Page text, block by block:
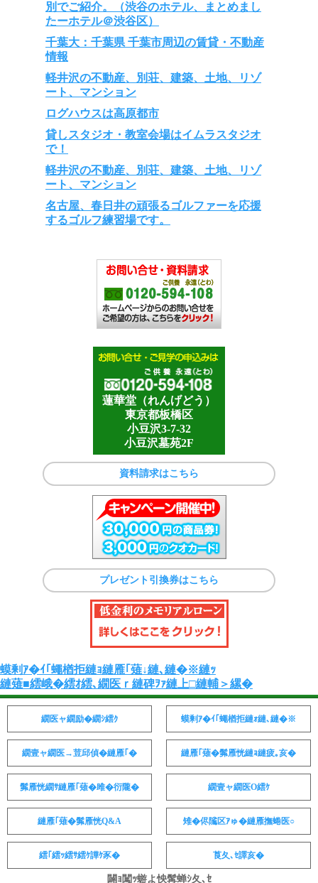
別でご紹介。（渋谷のホテル、まとめまし
たーホテル＠渋谷区）
千葉大：千葉県 千葉市周辺の賃貸・不動産
情報
軽井沢の不動産、別荘、建築、土地、リゾ
ート、マンション
ログハウスは高原都市
貸しスタジオ・教室会場はイムラスタジオ
で！
軽井沢の不動産、別荘、建築、土地、リゾ
ート、マンション
名古屋、春日井の頑張るゴルファーを応援
するゴルフ練習場です。
蓮華堂（れんげどう）
東京都板橋区
小豆沢3-7-32
小豆沢墓苑2F
資料請求はこちら
プレゼント引換券はこちら
蟆剰ｱ�ｲ｢蠅楢拒縺ｮ縺雁｢薙↓縺､縺�※縺ｯ
縺薙■繧峨�繧ｵ繧､繝医ｒ縺碑ｦｧ縺上□縺輔＞縲�
繝医ャ繝励�繝ｼ繧ｸ 蟆剰ｱ�ｲ｢蠅楢拒縺ｫ縺､縺�※
繝壹ャ繝医→荳邱偵�縺雁｢� 縺雁｢薙�髴雁恍縺ｮ縺疲｡亥�
髴雁恍繝ｻ縺雁｢薙�雎�衍隴� 繝壹ャ繝医Ο繧ｹ
縺雁｢薙�髴雁恍Q&A 雉�侭隲区ｱゅ�縺雁撫蜷医○
繧｢繧ｯ繧ｻ繧ｹ譁ｹ豕� 莨夂､ｾ譯亥�
闢ｮ闖ｯ蝣よ怏髯蝉ｼ夂､ｾ